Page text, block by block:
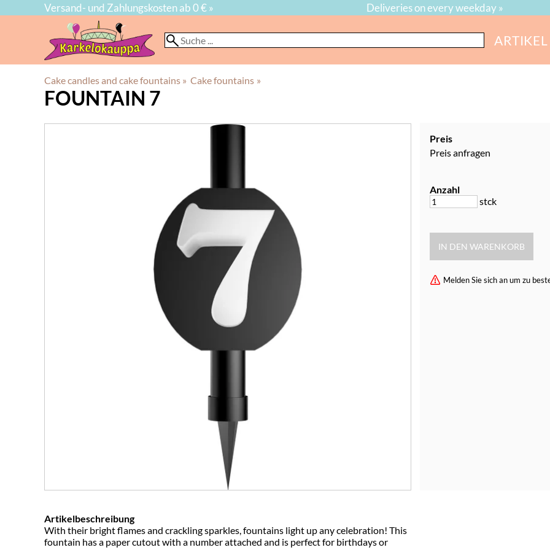
Versand- und Zahlungskosten ab 0 € » Deliveries on every weekday »
ARTIKEL
Cake candles and cake fountains ‪» Cake fountains ‪»
FOUNTAIN 7
Preis
Preis anfragen
Anzahl
stck
Melden Sie sich an um zu
Artikelbeschreibung
With their bright flames and crackling sparkles, fountains light up any celebration! This
fountain has a paper cutout with a number attached and is perfect for birthdays or